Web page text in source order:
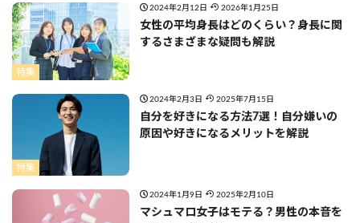
特集
2024年2月12日 2026年1月25日
女性の平均身長はどのくらい？身長に関
するさまざまな疑問も解説
特集
2024年2月3日 2025年7月15日
自分を好きになる方法7選！自分嫌いの
原因や好きになるメリットを解説
2024年1月9日 2025年2月10日
マシュマロ女子はモテる？男性の本音を